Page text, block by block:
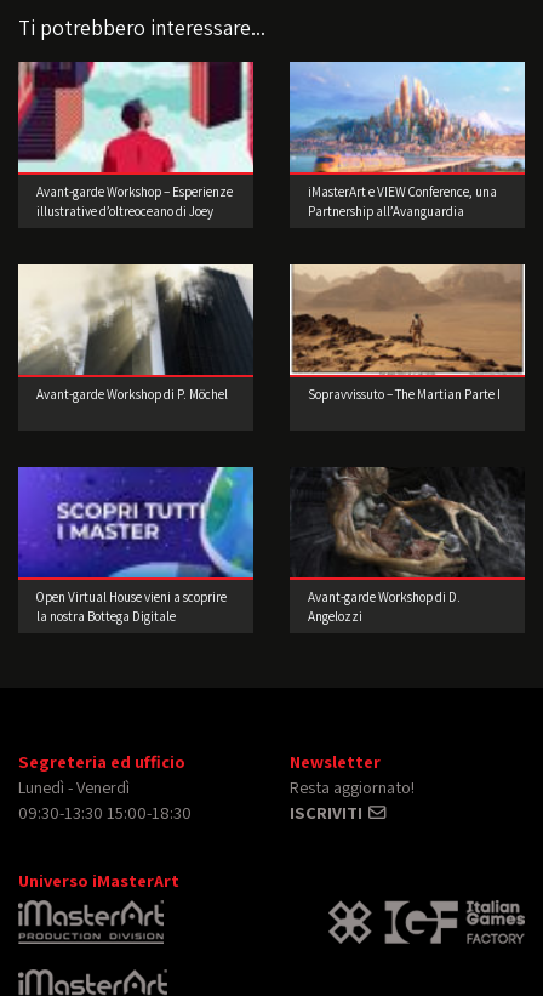
Ti potrebbero interessare...
Avant-garde Workshop – Esperienze
illustrative d’oltreoceano di Joey
iMasterArt e VIEW Conference, una
Partnership all’Avanguardia
Avant-garde Workshop di P. Möchel Sopravvissuto – The Martian Parte I
Open Virtual House vieni a scoprire
la nostra Bottega Digitale
Avant-garde Workshop di D.
Angelozzi
Segreteria ed ufficio
Lunedì - Venerdì
09:30-13:30 15:00-18:30
Newsletter
Resta aggiornato!
ISCRIVITI
Universo iMasterArt